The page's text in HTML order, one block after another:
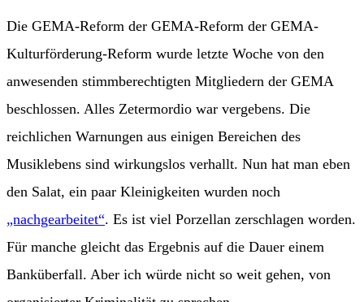
Die GEMA-Reform der GEMA-Reform der GEMA-
Kulturförderung-Reform wurde letzte Woche von den
anwesenden stimmberechtigten Mitgliedern der GEMA
beschlossen. Alles Zetermordio war vergebens. Die
reichlichen Warnungen aus einigen Bereichen des
Musiklebens sind wirkungslos verhallt. Nun hat man eben
den Salat, ein paar Kleinigkeiten wurden noch
„nachgearbeitet“. Es ist viel Porzellan zerschlagen worden.
Für manche gleicht das Ergebnis auf die Dauer einem
Banküberfall. Aber ich würde nicht so weit gehen, von